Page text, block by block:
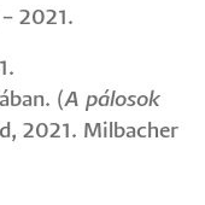
2021.
(A pálosok
2021. Milbacher